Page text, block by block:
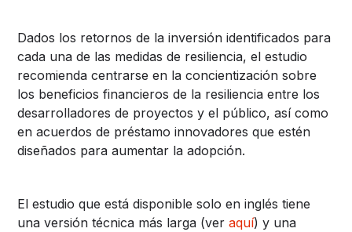
Dados los retornos de la inversión identificados para
cada una de las medidas de resiliencia, el estudio
recomienda centrarse en la concientización sobre
los beneficios financieros de la resiliencia entre los
desarrolladores de proyectos y el público, así como
en acuerdos de préstamo innovadores que estén
diseñados para aumentar la adopción.
El estudio que está disponible solo en inglés tiene
una versión técnica más larga (veraquí) y una